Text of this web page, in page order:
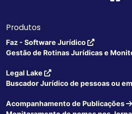
Produtos
Faz - Software Jurídico
Gestão de Rotinas Jurídicas e
Legal Lake
Buscador Jurídico de pessoas ou
Acompanhamento de Publicações